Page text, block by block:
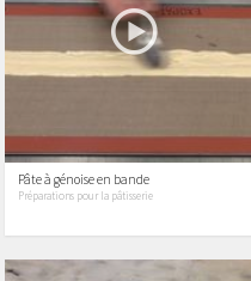
Pâte à génoise en bande
Préparations pour la pâtisserie